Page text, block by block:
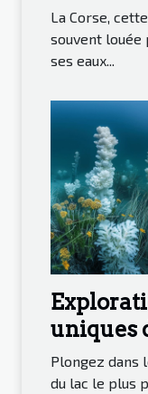
La Corse,
souvent louée
ses eaux...
uniques
du
Plongez dans
du lac le plus